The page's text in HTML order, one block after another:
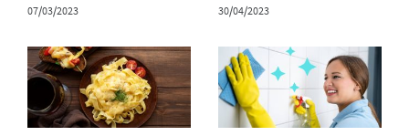
07/03/2023 30/04/2023